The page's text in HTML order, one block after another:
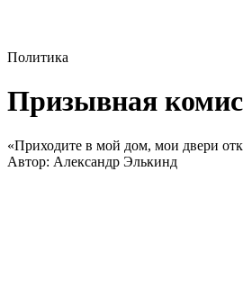
Политика
Призывная
«Приходите в мой дом, мои двери
Автор: Александр Элькинд